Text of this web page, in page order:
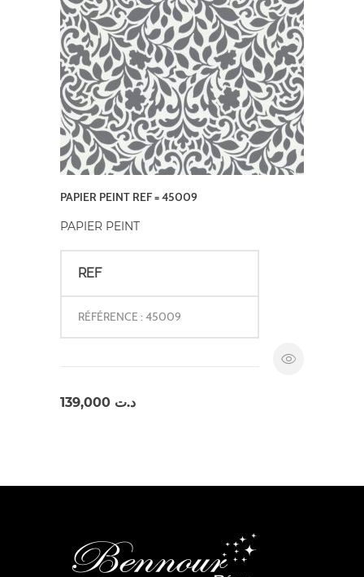
PAPIER PEINT REF = 45009
PAPIER PEINT
REF
RÉFÉRENCE : 45009
د.ت